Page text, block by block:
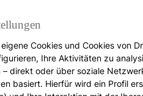
URLAUB
Cookies und Cookies von
Ihre Aktivitäten zu
– direkt oder über soziale
basiert. Hierfür wird ein Profil